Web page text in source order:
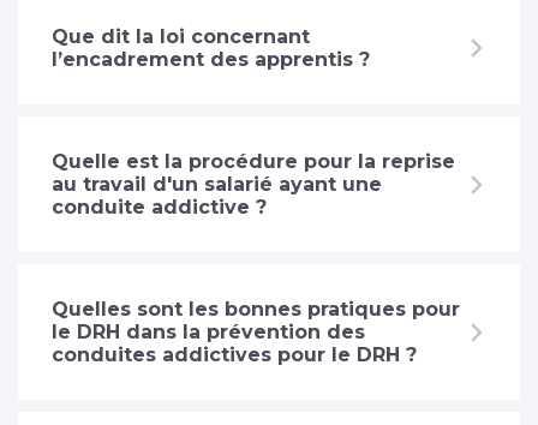
Que dit la loi concernant
l’encadrement des apprentis ?
Quelle est la procédure pour la reprise
au travail d'un salarié ayant une
conduite addictive ?
Quelles sont les bonnes pratiques pour
le DRH dans la prévention des
conduites addictives pour le DRH ?